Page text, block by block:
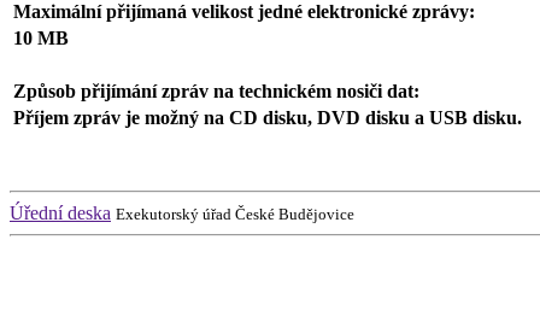
Maximální přijímaná velikost jedné elektronické zprávy:
10 MB
Způsob přijímání zpráv na technickém nosiči dat:
Příjem zpráv je možný na CD disku, DVD disku a USB disku.
Úřední deska Exekutorský úřad České Budějovice